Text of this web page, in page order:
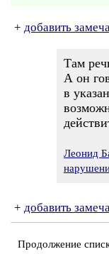
+ добавить
Там
А он
в
Леонид
+ добавить
Продолжение